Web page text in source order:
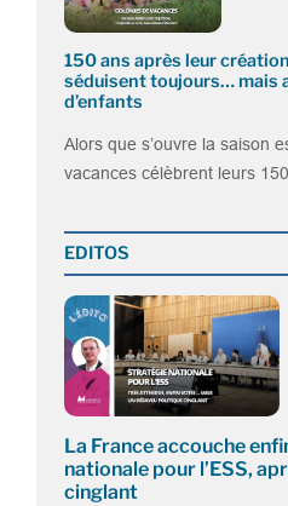
150 ans après leur
séduisent toujours… mais
d’enfants
Alors que s’ouvre la saison
vacances célèbrent leurs
EDITOS
La France accouche
nationale pour l’ESS,
cinglant